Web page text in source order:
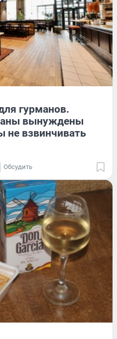
гурманов.
вынуждены
не взвинчивать
Обсудить